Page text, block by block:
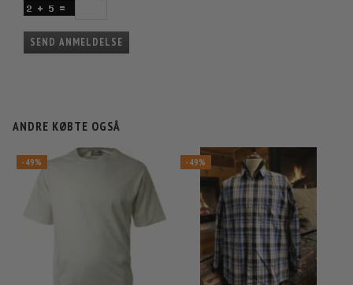
SEND ANMELDELSE
ANDRE KØBTE OGSÅ
-49% -49%